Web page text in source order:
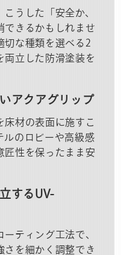
こうした「安全か、
できるかもしれませ
切な種類を選べる2
両立した防滑塗装を
アクアグリップ
床材の表面に施すこ
ルのロビーや高級感
匠性を保ったまま安
するUV-
ティング工法で、
さを細かく調整でき